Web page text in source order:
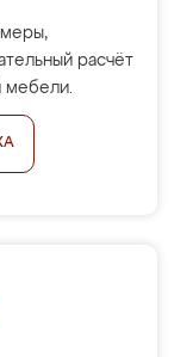
расчёт
мебели.